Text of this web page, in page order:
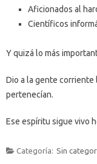
Aficionados al
Científicos
Y quizá lo más
Dio a la gente corriente
pertenecían.
Ese espíritu sigue vivo
Categoría: Sin